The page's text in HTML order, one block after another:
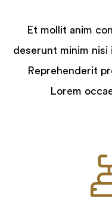
Et mollit anim
deserunt minim
Reprehenderit
Lorem